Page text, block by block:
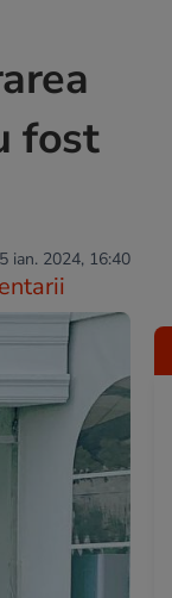
fost
ian. 2024, 16:40